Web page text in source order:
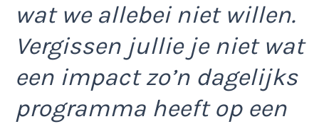
wat we allebei niet willen.
Vergissen jullie je niet wat
een impact zo’n dagelijks
programma heeft op een